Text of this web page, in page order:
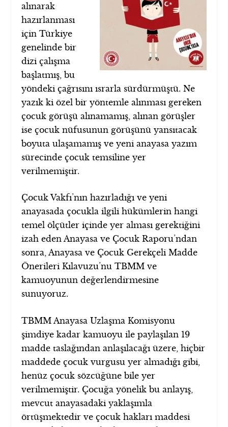
alınarak
hazırlanması
için Türkiye
genelinde bir
dizi çalışma
başlatmış, bu
yöndeki çağrısını ısrarla sürdürmüştü. Ne
yazık ki özel bir yöntemle alınması gereken
çocuk görüşü alınamamış, alınan görüşler
ise çocuk nüfusunun görüşünü yansıtacak
boyuta ulaşamamış ve yeni anayasa yazım
sürecinde çocuk temsiline yer
verilmemiştir.
Çocuk Vakfı’nın hazırladığı ve yeni
anayasada çocukla ilgili hükümlerin hangi
temel ölçütler içinde yer alması gerektiğini
izah eden Anayasa ve Çocuk Raporu’ndan
sonra, Anayasa ve Çocuk Gerekçeli Madde
Önerileri Kılavuzu’nu TBMM ve
kamuoyunun değerlendirmesine
sunuyoruz.
TBMM Anayasa Uzlaşma Komisyonu
şimdiye kadar kamuoyu ile paylaşılan 19
madde taslağından anlaşılacağı üzere, hiçbir
maddede çocuk vurgusu yer almadığı gibi,
henüz çocuk sözcüğüne bile yer
verilmemiştir. Çocuğa yönelik bu anlayış,
mevcut anayasadaki yaklaşımla
örtüşmektedir ve çocuk hakları maddesi